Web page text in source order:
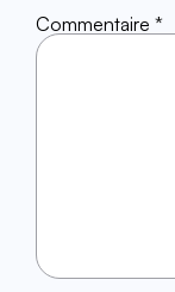
Commentaire *